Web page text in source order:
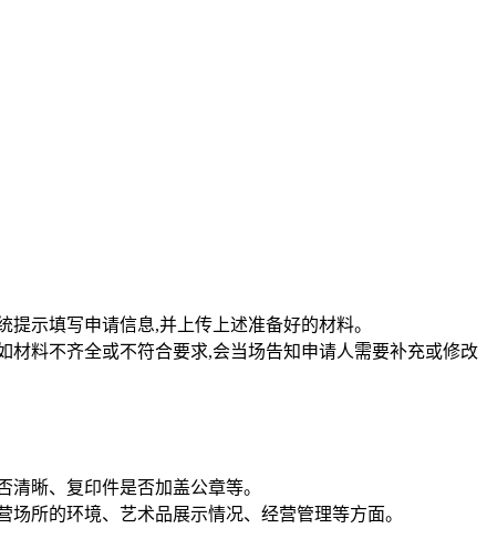
示填写申请信息,并上传上述准备好的材料。
料不齐全或不符合要求,会当场告知申请人需要补充或修改
晰、复印件是否加盖公章等。
所的环境、艺术品展示情况、经营管理等方面。